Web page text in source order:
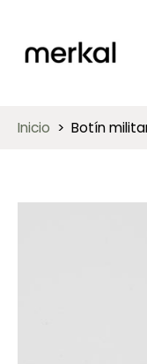
al
contenido
Inicio > Botín